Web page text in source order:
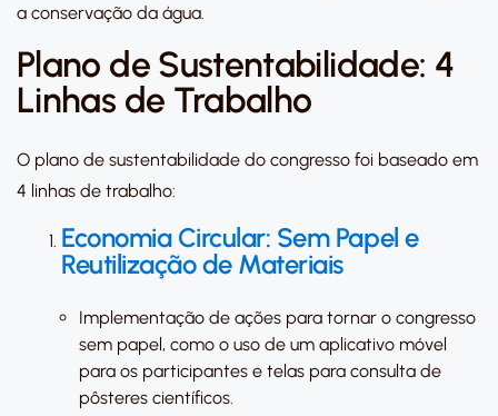
a conservação da água.
Plano de Sustentabilidade: 4
Linhas de Trabalho
O plano de sustentabilidade do congresso foi baseado em
4 linhas de trabalho:
Economia Circular: Sem Papel e
Reutilização de Materiais
Implementação de ações para tornar o congresso
sem papel, como o uso de um aplicativo móvel
para os participantes e telas para consulta de
pôsteres científicos.